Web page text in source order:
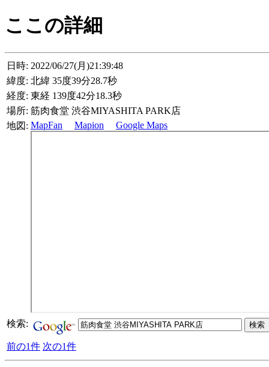
ここの詳細
日時: 2022/06/27(月)21:39:48
緯度: 北緯 35度39分28.7秒
経度: 東経 139度42分18.3秒
場所: 筋肉食堂 渋谷MIYASHITA PARK店
地図: MapFan Mapion Google Maps
検索:
前の1件 次の1件